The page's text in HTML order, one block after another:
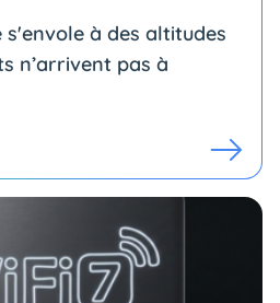
s'envole à des altitudes
n’arrivent pas à